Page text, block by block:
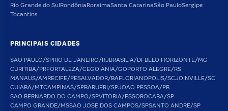
Rio Grande do SulRondôniaRoraimaSanta CatarinaSão PauloSergipe
Tocantins
PRINCIPAIS CIDADES
SAO PAULO/SPRIO DE JANEIRO/RJBRASILIA/DFBELO HORIZONTE/MG
CURITIBA/PRFORTALEZA/CEGOIANIA/GOPORTO ALEGRE/RS
MANAUS/AMRECIFE/PESALVADOR/BAFLORIANOPOLIS/SCJOINVILLE/SC
CUIABA/MTCAMPINAS/SPBARUERI/SPJOAO PESSOA/PB
SAO BERNARDO DO CAMPO/SPVITORIA/ESSOROCABA/SP
CAMPO GRANDE/MSSAO JOSE DOS CAMPOS/SPSANTO ANDRE/SP